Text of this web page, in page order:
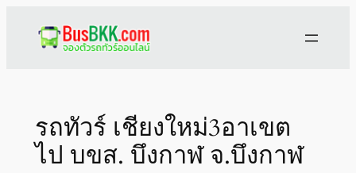
รถทัวร์ เชียงใหม่3อาเขต
ไป บขส. บึงกาฬ จ.บึงกาฬ